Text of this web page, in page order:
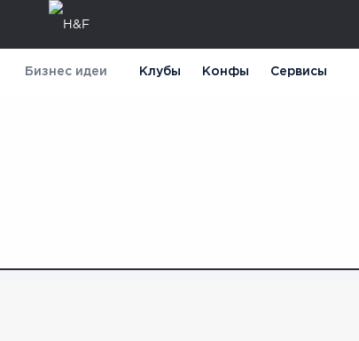
Бизнес идеи Клубы Конфы Сервисы